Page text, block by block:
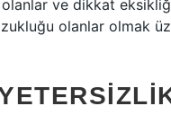
olanlar ve dikkat
olanlar olmak